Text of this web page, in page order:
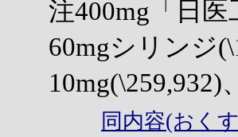
注400mg「日
60mgシリンジ
同内容(おく